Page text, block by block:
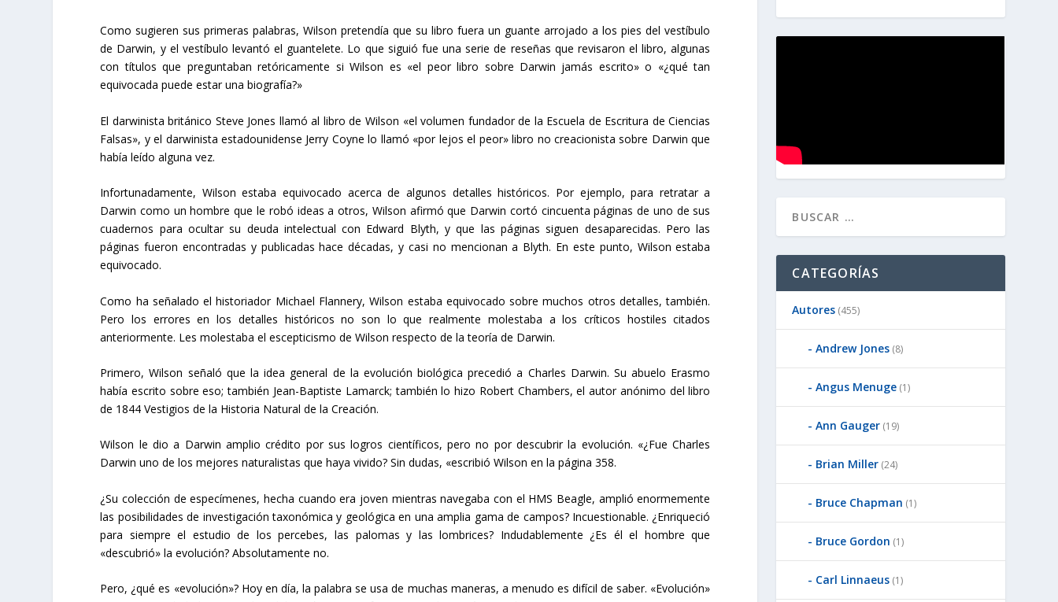
Como sugieren sus primeras palabras, Wilson pretendía que su libro fuera un guante arrojado a los pies del vestíbulo
de Darwin, y el vestíbulo levantó el guantelete. Lo que siguió fue una serie de reseñas que revisaron el libro, algunas
con títulos que preguntaban retóricamente si Wilson es «el peor libro sobre Darwin jamás escrito» o «¿qué tan
equivocada puede estar una biografía?»
El darwinista británico Steve Jones llamó al libro de Wilson «el volumen fundador de la Escuela de Escritura de Ciencias
Falsas», y el darwinista estadounidense Jerry Coyne lo llamó «por lejos el peor» libro no creacionista sobre Darwin que
había leído alguna vez.
Infortunadamente, Wilson estaba equivocado acerca de algunos detalles históricos. Por ejemplo, para retratar a
Darwin como un hombre que le robó ideas a otros, Wilson afirmó que Darwin cortó cincuenta páginas de uno de sus
cuadernos para ocultar su deuda intelectual con Edward Blyth, y que las páginas siguen desaparecidas. Pero las
páginas fueron encontradas y publicadas hace décadas, y casi no mencionan a Blyth. En este punto, Wilson estaba
equivocado.
Como ha señalado el historiador Michael Flannery, Wilson estaba equivocado sobre muchos otros detalles, también.
Pero los errores en los detalles históricos no son lo que realmente molestaba a los críticos hostiles citados
anteriormente. Les molestaba el escepticismo de Wilson respecto de la teoría de Darwin.
Primero, Wilson señaló que la idea general de la evolución biológica precedió a Charles Darwin. Su abuelo Erasmo
había escrito sobre eso; también Jean-Baptiste Lamarck; también lo hizo Robert Chambers, el autor anónimo del libro
de 1844 Vestigios de la Historia Natural de la Creación.
Wilson le dio a Darwin amplio crédito por sus logros científicos, pero no por descubrir la evolución. «¿Fue Charles
Darwin uno de los mejores naturalistas que haya vivido? Sin dudas, «escribió Wilson en la página 358.
¿Su colección de especímenes, hecha cuando era joven mientras navegaba con el HMS Beagle, amplió enormemente
las posibilidades de investigación taxonómica y geológica en una amplia gama de campos? Incuestionable. ¿Enriqueció
para siempre el estudio de los percebes, las palomas y las lombrices? Indudablemente ¿Es él el hombre que
«descubrió» la evolución? Absolutamente no.
Pero, ¿qué es «evolución»? Hoy en día, la palabra se usa de muchas maneras, a menudo es difícil de saber. «Evolución»
CATEGORÍAS
Autores (455)
Andrew Jones (8)
Angus Menuge (1)
Ann Gauger (19)
Brian Miller (24)
Bruce Chapman (1)
Bruce Gordon (1)
Carl Linnaeus (1)